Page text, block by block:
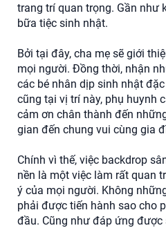
trang trí quan trọng. Gần như
bữa tiệc sinh nhật.
Bởi tại đây, cha mẹ sẽ giới
mọi người. Đồng thời, nhận
các bé nhân dịp sinh nhật
cũng tại vị trí này, phụ huynh
cảm ơn chân thành đến
gian đến chung vui cùng gia
Chính vì thế, việc backdrop
nền là một việc làm rất quan
ý của mọi người. Không
phải được tiến hành sao cho
đầu. Cũng như đáp ứng được